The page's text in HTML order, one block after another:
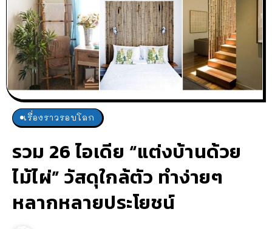
เรื่องราวรอบโลก
รวม 26 ไอเดีย “แต่งบ้านด้วย
ไม้ไผ่” วัสดุใกล้ตัว ทำง่ายๆ
หลากหลายประโยชน์